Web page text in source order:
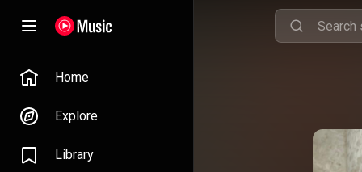
Home
Explore
Library